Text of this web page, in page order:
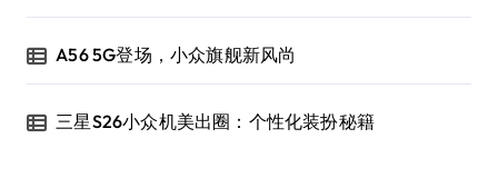
A56 5G登场，小众旗舰新风尚
三星S26小众机美出圈：个性化装扮秘籍